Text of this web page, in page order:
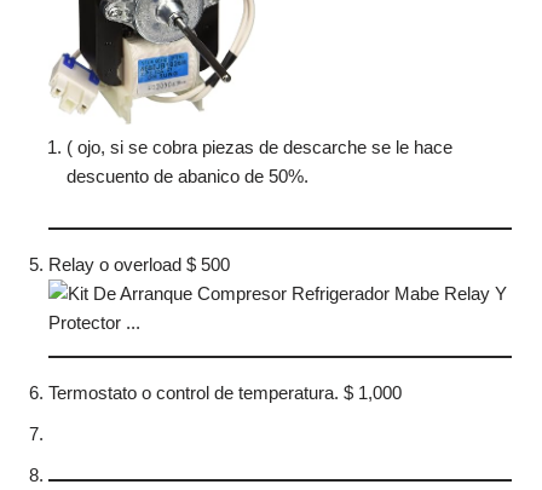
( ojo, si se cobra piezas de descarche se le hace
descuento de abanico de 50%.
Relay o overload $ 500
Termostato o control de temperatura. $ 1,000